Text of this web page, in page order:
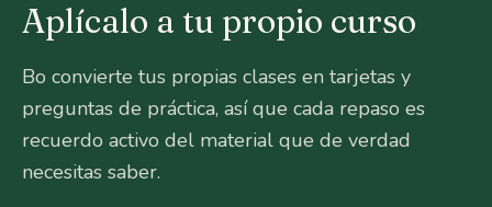
Aplícalo a tu propio curso
Bo convierte tus propias clases en tarjetas y
preguntas de práctica, así que cada repaso es
recuerdo activo del material que de verdad
necesitas saber.